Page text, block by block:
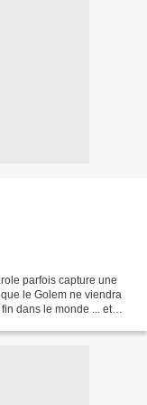
parfois capture une
le Golem ne viendra
dans le monde ... et